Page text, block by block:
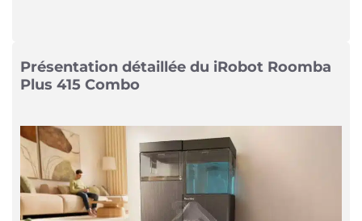
Présentation détaillée du iRobot Roomba
Plus 415 Combo